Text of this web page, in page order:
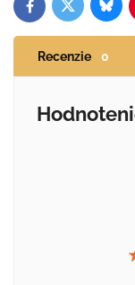
FacebookTwitter
Recenzie 0